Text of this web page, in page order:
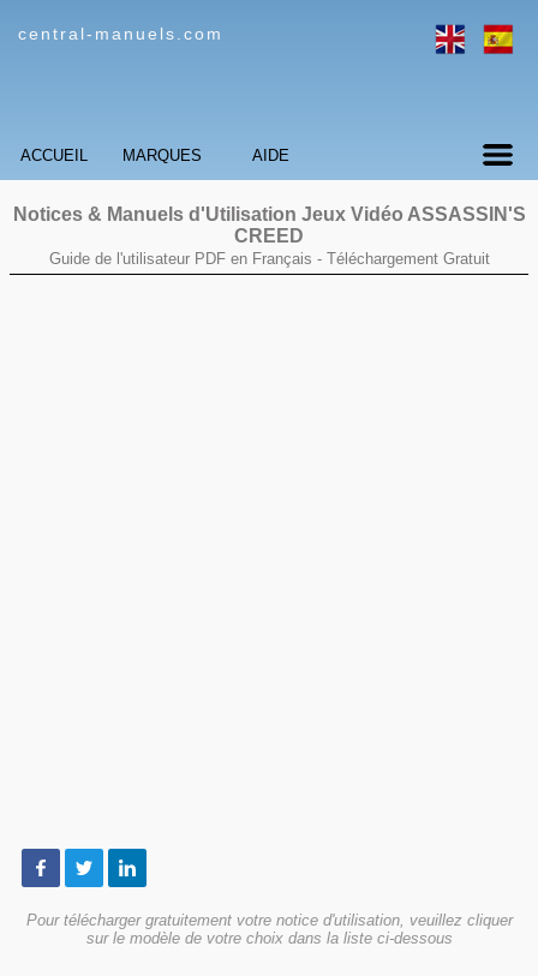
central-manuels.com
ACCUEIL MARQUES AIDE
Notices & Manuels d'Utilisation Jeux Vidéo ASSASSIN'S
CREED
Guide de l'utilisateur PDF en Français - Téléchargement Gratuit
Pour télécharger gratuitement votre notice d'utilisation, veuillez cliquer
sur le modèle de votre choix dans la liste ci-dessous